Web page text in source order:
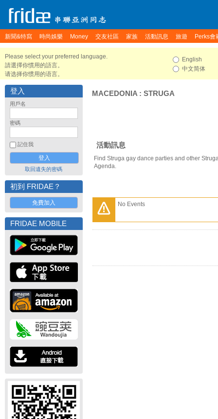
新聞&特寫 時尚娛樂 Money 交友社區 家族 活動訊息 旅遊 Perks會
Please select your preferred language.
請選擇你慣用的語言。
请选择你惯用的语言。
English
中文简体
登入
用戶名
密碼
記住我
取回遺失的密碼
初到 FRIDAE？
免費加入
FRIDAE MOBILE
MACEDONIA : STRUGA
活動訊息
Find Struga gay dance parties and other
Agenda.
No Events